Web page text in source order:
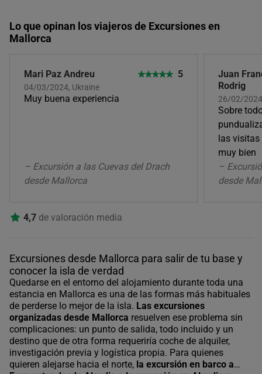
Lo que opinan los viajeros de Excursiones en
Mallorca
Mari Paz Andreu
04/03/2024, Ukraine
5
Muy buena experiencia
– Excursión a las Cuevas del Drach
desde Mallorca
Juan
Rodrig
26/02/
Sobre
las
muy bien
–
desde
4,7 de valoración media
Excursiones desde Mallorca para salir de tu base y
conocer la isla de verdad
Quedarse en el entorno del alojamiento durante toda una
estancia en Mallorca es una de las formas más habituales
de perderse lo mejor de la isla. Las excursiones
organizadas desde Mallorca resuelven ese problema sin
complicaciones: un punto de salida, todo incluido y un
destino que de otra forma requeriría coche de alquiler,
investigación previa y logística propia. Para quienes
quieren alejarse hacia el norte, la excursión en barco a